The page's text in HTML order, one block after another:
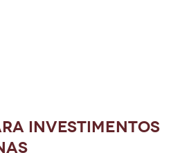
INVESTIMENTOS